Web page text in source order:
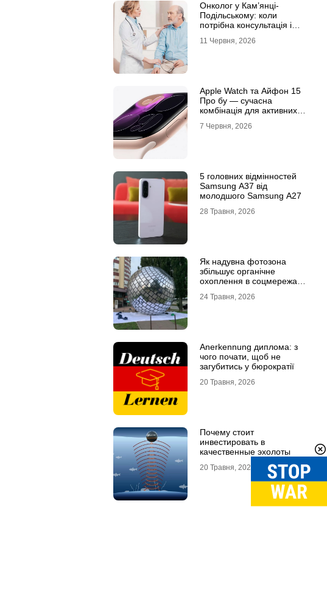
Онколог у Кам’янці-
Подільському: коли
потрібна консультація і
обстеження?
11 Червня, 2026
Apple Watch та Айфон 15
Про бу — сучасна
комбінація для активних
7 Червня, 2026
5 головних відмінностей
Samsung A37 від
молодшого Samsung A27
28 Травня, 2026
Як надувна фотозона
збільшує органічне
охоплення в соцмережах:
контенту
24 Травня, 2026
Anerkennung диплома: з
чого почати, щоб не
загубитись у бюрократії
20 Травня, 2026
Почему стоит
инвестировать в
качественные эхолоты
20 Травня, 2026